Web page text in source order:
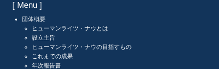
[ Menu ]
団体概要
ヒューマンライツ・ナウとは
設立主旨
ヒューマンライツ・ナウの目指すもの
これまでの成果
年次報告書